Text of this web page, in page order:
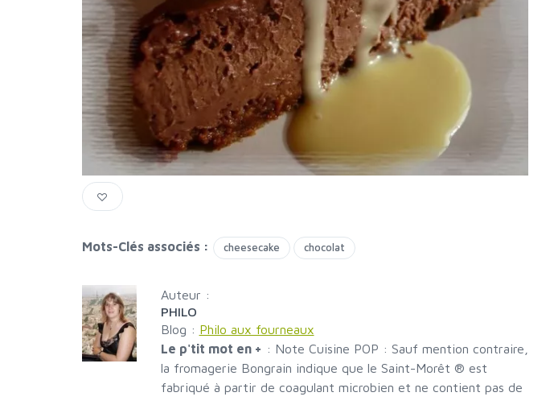
Mots-Clés associés : cheesecake chocolat
Auteur :
PHILO
Blog : Philo aux fourneaux
Le p'tit mot en + : Note Cuisine POP : Sauf mention contraire,
la fromagerie Bongrain indique que le Saint-Morêt ® est
fabriqué à partir de coagulant microbien et ne contient pas de